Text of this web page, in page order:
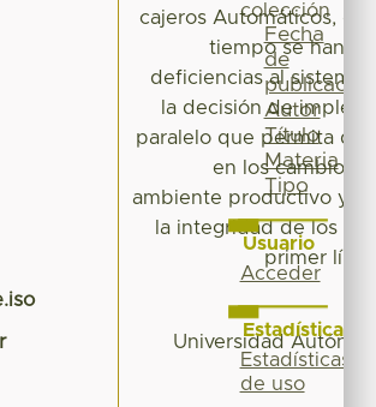
cajeros Automáticos,
tiempo se han
deficiencias al
la decisión de
paralelo que permita
en los cambios
ambiente productivo y
la integridad de los
primer
Universidad
colección
Fecha
de
publicación
Autor
Título
Materia
Tipo
Usuario
Acceder
Estadísticas
Estadísticas
de uso